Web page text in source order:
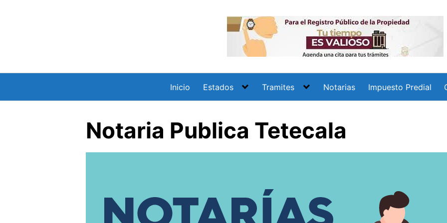
Inicio Estados Tramites Notarias Impuesto Predial
Notaria Publica Tetecala